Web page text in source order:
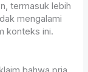
termasuk lebih
mengalami
konteks ini.